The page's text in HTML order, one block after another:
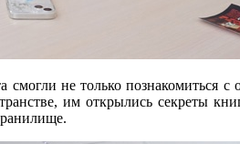
не только познакомиться
им открылись секреты